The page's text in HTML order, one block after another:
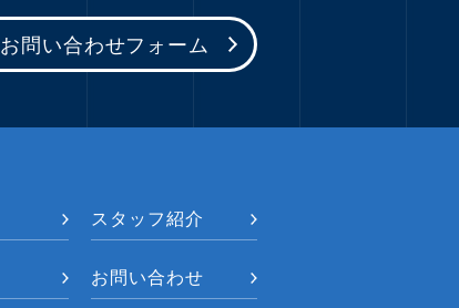
お問い合わせフォーム
スタッフ紹介
お問い合わせ